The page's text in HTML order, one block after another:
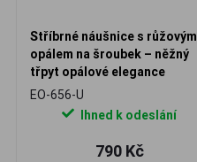
Stříbrné náušnice s růžovým
opálem na šroubek – něžný
třpyt opálové elegance
EO-656-U
Ihned k odeslání
790 Kč